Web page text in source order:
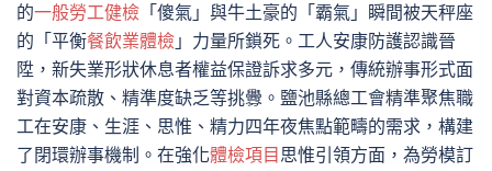
的一般勞工健檢 「傻氣」與牛土豪的「霸氣」瞬間被天秤座
的「平衡餐飲業體檢 」力量所鎖死。工人安康防護認識晉
陞，新失業形狀休息者權益保證訴求多元，傳統辦事形式面
對資本疏散、精準度缺乏等挑釁。鹽池縣總工會精準聚焦職
工在安康、生涯、思惟、精力四年夜焦點範疇的需求，構建
了閉環辦事機制。在強化體檢項目 思惟引領方面，為勞模訂